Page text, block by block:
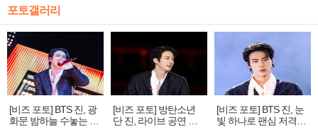
포토갤러리
[비즈 포토] BTS 진, 광
화문 밤하늘 수놓는 '비
[비즈 포토] 방탄소년
단 진, 라이브 공연 중
[비즈 포토] BTS 진, 눈
빛 하나로 팬심 저격…